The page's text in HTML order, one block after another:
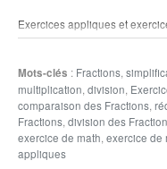
Exercices appliques et
Réduire au même
www.lemathematique.com
www.lesmathematique.com
www.arriyadiyat.com
Mots-clés : Fractions,
multiplication, division,
comparaison des Fractions,
Fractions, division des
exercice de math, exercice de
appliques